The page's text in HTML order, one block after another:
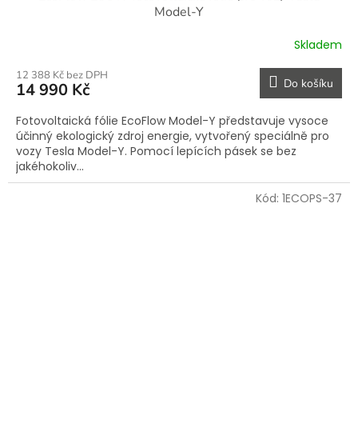
Model-Y
Skladem
12 388 Kč bez DPH
14 990 Kč Do košíku
Fotovoltaická fólie EcoFlow Model-Y představuje vysoce
účinný ekologický zdroj energie, vytvořený speciálně pro
vozy Tesla Model-Y. Pomocí lepících pásek se bez
jakéhokoliv...
Kód: 1ECOPS-37